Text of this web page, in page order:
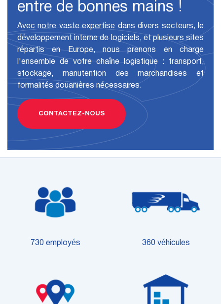
entre de bonnes mains !
Avec notre vaste expertise dans divers secteurs, le
développement interne de logiciels, et plusieurs sites
répartis en Europe, nous prenons en charge
l'ensemble de votre chaîne logistique : transport,
stockage, manutention des marchandises et
formalités douanières nécessaires.
CONTACTEZ-NOUS
730 employés 360 véhicules